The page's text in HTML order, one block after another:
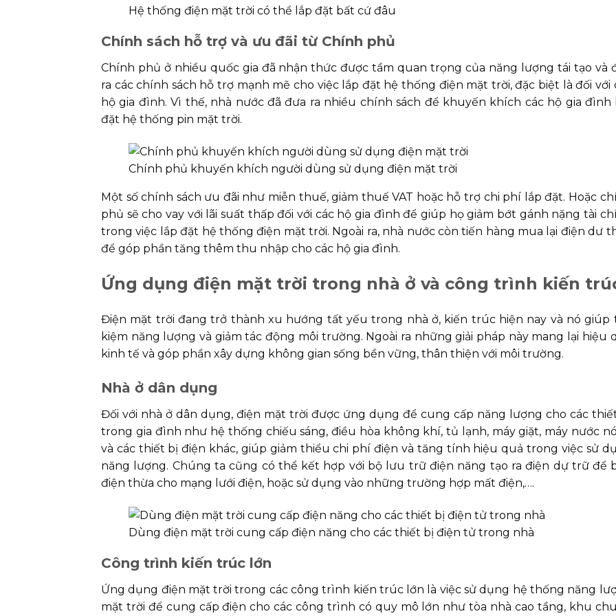
Hệ thống điện mặt trời có thể lắp đặt bất cứ đâu
Chính sách hỗ trợ và ưu đãi từ Chính phủ
Chính phủ ở nhiều quốc gia đã nhận thức được tầm quan trọng của năng lượng tái tạo và
ra các chính sách hỗ trợ mạnh mẽ cho việc lắp đặt hệ thống điện mặt trời, đặc biệt là đối với
hộ gia đình. Vì thế, nhà nước đã đưa ra nhiều chính sách để khuyến khích các hộ gia đình
đặt hệ thống pin mặt trời.
Chính phủ khuyến khích người dùng sử dụng điện mặt trời
Một số chính sách ưu đãi như miễn thuế, giảm thuế VAT hoặc hỗ trợ chi phí lắp đặt. Hoặc
phủ sẽ cho vay với lãi suất thấp đối với các hộ gia đình để giúp họ giảm bớt gánh nặng tài
trong việc lắp đặt hệ thống điện mặt trời. Ngoài ra, nhà nước còn tiến hàng mua lại điện dư
để góp phần tăng thêm thu nhập cho các hộ gia đình.
Ứng dụng điện mặt trời trong nhà ở và công trình kiến
Điện mặt trời đang trở thành xu hướng tất yếu trong nhà ở, kiến trúc hiện nay và nó giúp
kiệm năng lượng và giảm tác động môi trường. Ngoài ra những giải pháp này mang lại hiệu
kinh tế và góp phần xây dựng không gian sống bền vững, thân thiện với môi trường.
Nhà ở dân dụng
Đối với nhà ở dân dụng, điện mặt trời được ứng dụng để cung cấp năng lượng cho các
trong gia đình như hệ thống chiếu sáng, điều hòa không khí, tủ lạnh, máy giặt, máy nước
và các thiết bị điện khác, giúp giảm thiểu chi phí điện và tăng tính hiệu quả trong việc sử
năng lượng. Chúng ta cũng có thể kết hợp với bộ lưu trữ điện năng tạo ra điện dự trữ để
điện thừa cho mạng lưới điện, hoặc sử dụng vào những trường hợp mất điện,….
Dùng điện mặt trời cung cấp điện năng cho các thiết bị điện tử trong nhà
Công trình kiến trúc lớn
Ứng dụng điện mặt trời trong các công trình kiến trúc lớn là việc sử dụng hệ thống năng
mặt trời để cung cấp điện cho các công trình có quy mô lớn như tòa nhà cao tầng, khu